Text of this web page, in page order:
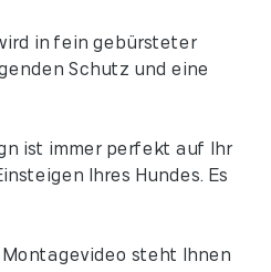
in fein gebürsteter
Schutz und eine
ist immer perfekt auf Ihr
Ihres Hundes. Es
steht Ihnen